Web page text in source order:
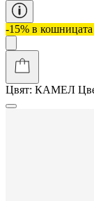
-15% в кошницата
Цвят: КАМЕЛ